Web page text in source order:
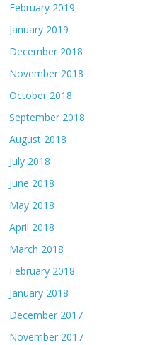
February 2019
January 2019
December 2018
November 2018
October 2018
September 2018
August 2018
July 2018
June 2018
May 2018
April 2018
March 2018
February 2018
January 2018
December 2017
November 2017